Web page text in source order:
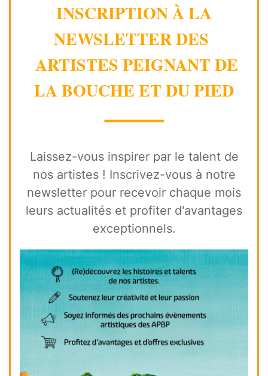
INSCRIPTION À LA
NEWSLETTER DES
ARTISTES PEIGNANT DE
LA BOUCHE ET DU PIED
⸻
Laissez-vous inspirer par le talent de
nos artistes ! Inscrivez-vous à notre
newsletter pour recevoir chaque mois
leurs actualités et profiter d'avantages
exceptionnels.